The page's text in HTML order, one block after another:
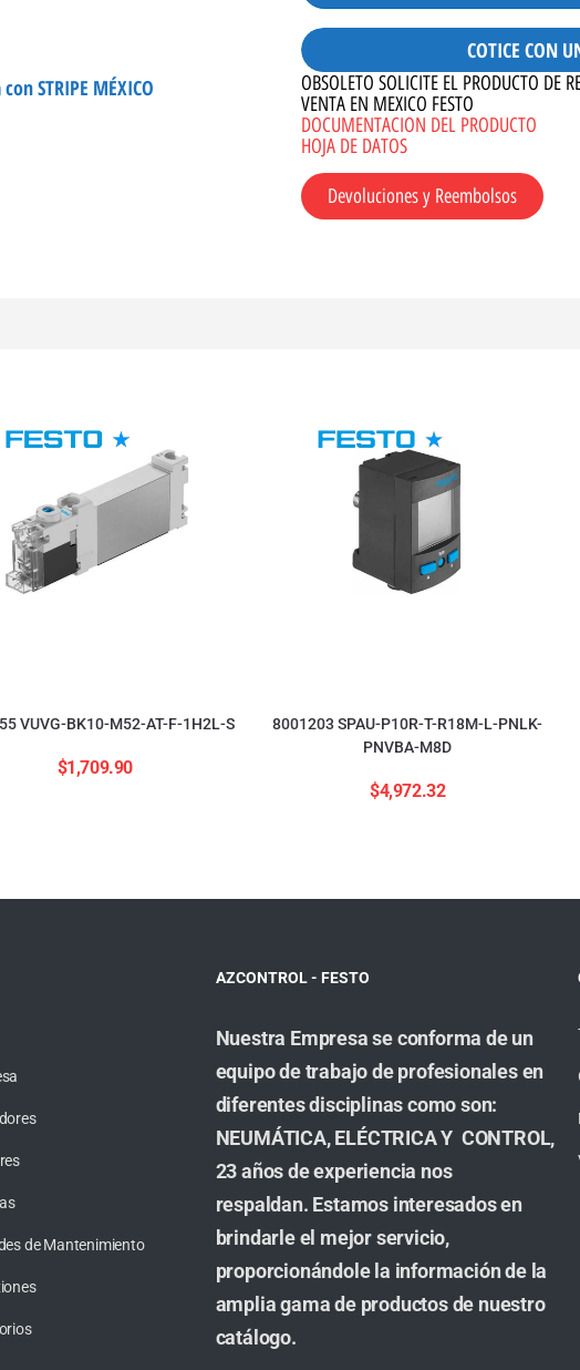
STRIPE MÉXICO
COTICE CON
OBSOLETO SOLICITE EL PRODUCTO DE
VENTA EN MEXICO FESTO
DOCUMENTACION DEL PRODUCTO
HOJA DE DATOS
Devoluciones y Reembolsos
VUVG-BK10-M52-AT-F-1H2L-S
$1,709.90
8001203 SPAU-P10R-T-R18M-L-PNLK-
PNVBA-M8D
$4,972.32
de Mantenimiento
AZCONTROL - FESTO
Nuestra Empresa se conforma de un
equipo de trabajo de profesionales en
diferentes disciplinas como son:
NEUMÁTICA, ELÉCTRICA Y CONTROL,
23 años de experiencia nos
respaldan. Estamos interesados en
brindarle el mejor servicio,
proporcionándole la información de la
amplia gama de productos de nuestro
catálogo.